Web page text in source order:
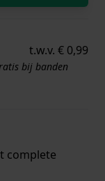
t.w.v. € 0,99
bij banden
complete